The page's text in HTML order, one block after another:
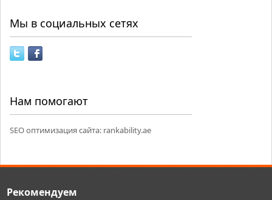
Мы в социальных сетях
Нам помогают
SEO оптимизация сайта: rankability.ae
Рекомендуем